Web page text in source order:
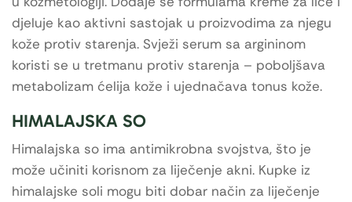
djeluje kao aktivni sastojak u proizvodima za njegu
kože protiv starenja. Svježi serum sa argininom
koristi se u tretmanu protiv starenja – poboljšava
metabolizam ćelija kože i ujednačava tonus kože.
HIMALAJSKA SO
Himalajska so ima antimikrobna svojstva, što je
može učiniti korisnom za liječenje akni. Kupke iz
himalajske soli mogu biti dobar način za liječenje